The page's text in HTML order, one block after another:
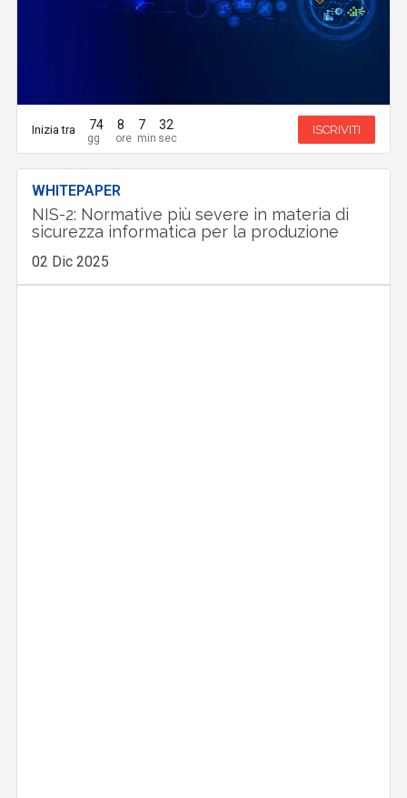
Inizia tra 74 8 7 30 ISCRIVITI
WHITEPAPER
NIS-2: Normative più severe in materia di
sicurezza informatica per la produzione
02 Dic 2025